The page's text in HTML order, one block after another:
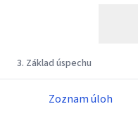
3. Základ úspechu
Zoznam úloh